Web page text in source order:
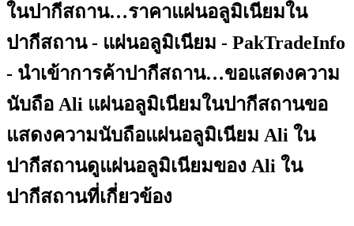
ในปากีสถาน…ราคาแผ่นอลูมิเนียมใน
ปากีสถาน - แผ่นอลูมิเนียม - PakTradeInfo
- นำเข้าการค้าปากีสถาน…ขอแสดงความ
นับถือ Ali แผ่นอลูมิเนียมในปากีสถานขอ
แสดงความนับถือแผ่นอลูมิเนียม Ali ใน
ปากีสถานดูแผ่นอลูมิเนียมของ Ali ใน
ปากีสถานที่เกี่ยวข้อง